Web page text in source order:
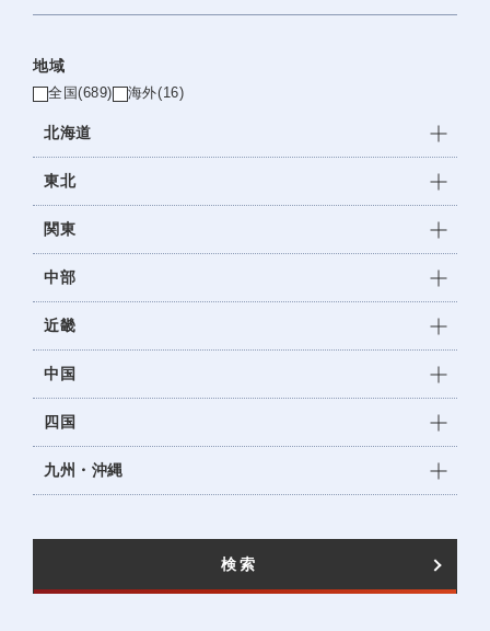
地域
全国(689) 海外(16)
北海道
東北
関東
中部
近畿
中国
四国
九州・沖縄
検索